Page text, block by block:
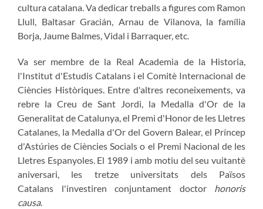
cultura catalana. Va dedicar treballs a figures com Ramon
Llull, Baltasar Gracián, Arnau de Vilanova, la família
Borja, Jaume Balmes, Vidal i Barraquer, etc.
Va ser membre de la Real Academia de la Historia,
l'Institut d'Estudis Catalans i el Comitè Internacional de
Ciències Històriques. Entre d'altres reconeixements, va
rebre la Creu de Sant Jordi, la Medalla d'Or de la
Generalitat de Catalunya, el Premi d'Honor de les Lletres
Catalanes, la Medalla d'Or del Govern Balear, el Príncep
d'Astúries de Ciències Socials o el Premi Nacional de les
Lletres Espanyoles. El 1989 i amb motiu del seu vuitantè
aniversari, les tretze universitats dels Països
Catalans l'investiren conjuntament doctor honoris
causa.